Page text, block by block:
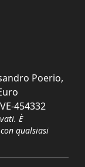
Poerio,
454332
È
qualsiasi